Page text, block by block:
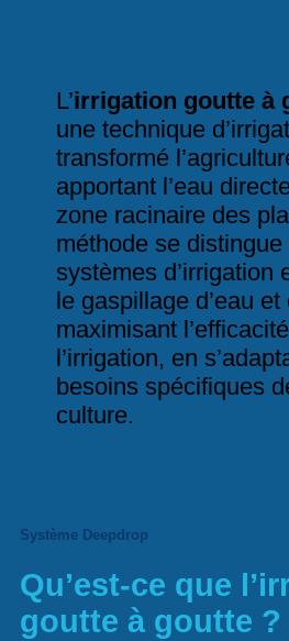
L’irrigation goutte à
une technique
transformé
apportant l’eau
zone racinaire des
méthode se
systèmes d’irrigation
le gaspillage d’eau et
maximisant
l’irrigation, en
besoins spécifiques
culture.
Système Deepdrop
Qu’est-ce que
goutte à goutte ?